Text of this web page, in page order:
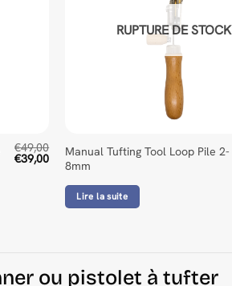
€49,00
Le
€39,00Le
prix
est :
€39,00.
RUPTURE DE STOCK
Manual Tufting Tool Loop Pile 2-
8mm
Lire la suite
ou pistolet à tufter